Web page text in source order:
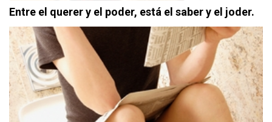
Entre el querer y el poder, está el saber y el joder.